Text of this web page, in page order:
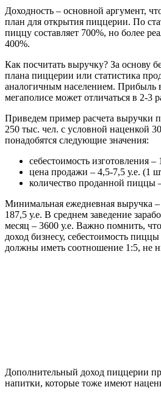
Доходность – основной аргумент,
план для открытия пиццерии. По
пиццу составляет 700%, но более
400%.
Как посчитать выручку? За основу
плана пиццерии или статистика
аналогичным населением. Прибыль
мегаполисе может отличаться в 2-3
Приведем пример расчета выручки
250 тыс. чел. с условной наценкой
понадобятся следующие значения:
себестоимость изготовления –
цена продажи – 4,5-7,5 у.е. (1
количество проданной пиццы
Минимальная ежедневная выручка –
187,5 у.е. В среднем заведение
месяц – 3600 у.е. Важно помнить,
доход бизнесу, себестоимость
должны иметь соотношение 1:5, не
Дополнительный доход пиццерии
напитки, которые тоже имеют